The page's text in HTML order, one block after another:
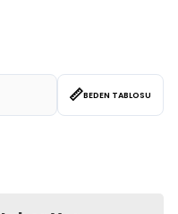
📏BEDEN TABLOSU